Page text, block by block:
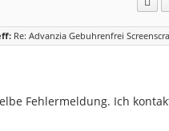
Re: Advanzia Gebuhrenfrei
Fehlermeldung. Ich